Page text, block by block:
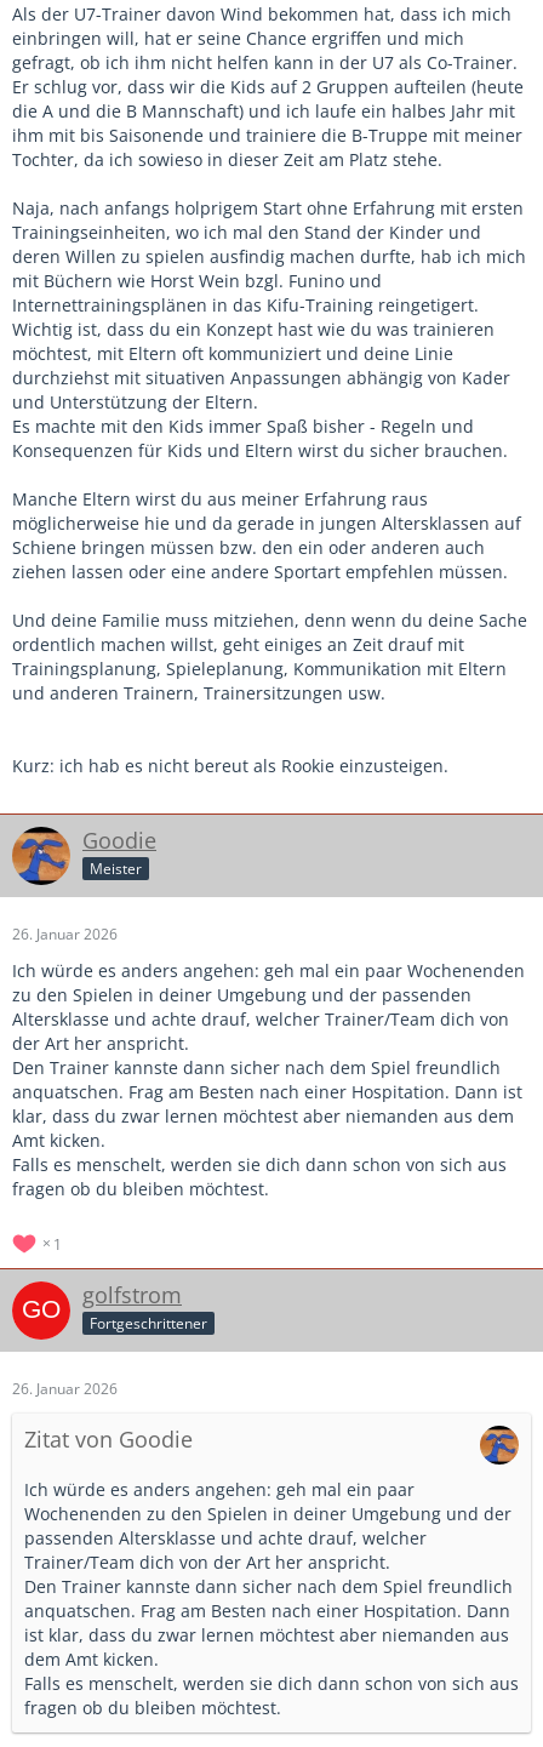
Als der U7-Trainer davon Wind bekommen hat, dass ich mich
einbringen will, hat er seine Chance ergriffen und mich
gefragt, ob ich ihm nicht helfen kann in der U7 als Co-Trainer.
Er schlug vor, dass wir die Kids auf 2 Gruppen aufteilen (heute
die A und die B Mannschaft) und ich laufe ein halbes Jahr mit
ihm mit bis Saisonende und trainiere die B-Truppe mit meiner
Tochter, da ich sowieso in dieser Zeit am Platz stehe.
Naja, nach anfangs holprigem Start ohne Erfahrung mit ersten
Trainingseinheiten, wo ich mal den Stand der Kinder und
deren Willen zu spielen ausfindig machen durfte, hab ich mich
mit Büchern wie Horst Wein bzgl. Funino und
Internettrainingsplänen in das Kifu-Training reingetigert.
Wichtig ist, dass du ein Konzept hast wie du was trainieren
möchtest, mit Eltern oft kommuniziert und deine Linie
durchziehst mit situativen Anpassungen abhängig von Kader
und Unterstützung der Eltern.
Es machte mit den Kids immer Spaß bisher - Regeln und
Konsequenzen für Kids und Eltern wirst du sicher brauchen.
Manche Eltern wirst du aus meiner Erfahrung raus
möglicherweise hie und da gerade in jungen Altersklassen auf
Schiene bringen müssen bzw. den ein oder anderen auch
ziehen lassen oder eine andere Sportart empfehlen müssen.
Und deine Familie muss mitziehen, denn wenn du deine Sache
ordentlich machen willst, geht einiges an Zeit drauf mit
Trainingsplanung, Spieleplanung, Kommunikation mit Eltern
und anderen Trainern, Trainersitzungen usw.
Kurz: ich hab es nicht bereut als Rookie einzusteigen.
Goodie
Meister
26. Januar 2026
Ich würde es anders angehen: geh mal ein paar Wochenenden
zu den Spielen in deiner Umgebung und der passenden
Altersklasse und achte drauf, welcher Trainer/Team dich von
der Art her anspricht.
Den Trainer kannste dann sicher nach dem Spiel freundlich
anquatschen. Frag am Besten nach einer Hospitation. Dann ist
klar, dass du zwar lernen möchtest aber niemanden aus dem
Amt kicken.
Falls es menschelt, werden sie dich dann schon von sich aus
fragen ob du bleiben möchtest.
1
golfstrom
Fortgeschrittener
26. Januar 2026
Zitat von Goodie
Ich würde es anders angehen: geh mal ein paar
Wochenenden zu den Spielen in deiner Umgebung und der
passenden Altersklasse und achte drauf, welcher
Trainer/Team dich von der Art her anspricht.
Den Trainer kannste dann sicher nach dem Spiel freundlich
anquatschen. Frag am Besten nach einer Hospitation. Dann
ist klar, dass du zwar lernen möchtest aber niemanden aus
dem Amt kicken.
Falls es menschelt, werden sie dich dann schon von sich aus
fragen ob du bleiben möchtest.